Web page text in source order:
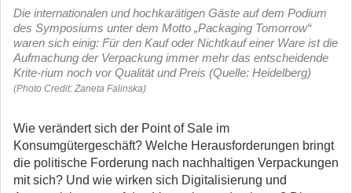
Die internationalen und hochkarätigen Gäste auf dem Podium
des Symposiums unter dem Motto „Packaging Tomorrow“
waren sich einig: Für den Kauf oder Nichtkauf einer Ware ist die
Aufmachung der Verpackung immer mehr das entscheidende
Krite-rium noch vor Qualität und Preis (Quelle: Heidelberg)
(Photo Credit: Zaneta Falinska)
Wie verändert sich der Point of Sale im
Konsumgütergeschäft? Welche Herausforderungen bringt
die politische Forderung nach nachhaltigen Verpackungen
mit sich? Und wie wirken sich Digitalisierung und